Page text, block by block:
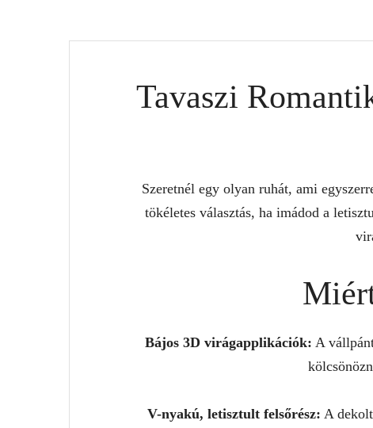
Tavaszi
Szeretnél egy olyan ruhát, ami
tökéletes választás, ha imádod a
Bájos 3D virágapplikációk: A
V-nyakú, letisztult felsőrész: A